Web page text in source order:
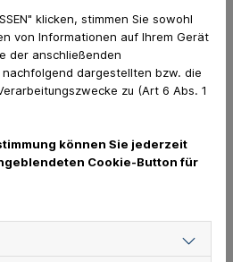
Erkrankungen liegt uns
Tierarztpraxis bietet daher
als
So können wir
namhaften
wohin wir Sie ggf.
Rücküberweisung, so dass
oder Kontrollen wie
klicken, stimmen Sie sowohl
von Informationen auf Ihrem Gerät
der anschließenden
dargestellten bzw. die
zu (Art 6 Abs. 1
können Sie jederzeit
Cookie-Button für